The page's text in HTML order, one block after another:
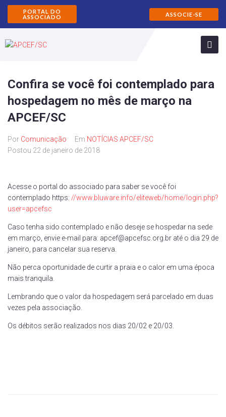
PORTAL DO
ASSOCIADO
ASSOCIE-SE
Confira se você foi contemplado para
hospedagem no mês de março na
APCEF/SC
Por Comunicação Em NOTÍCIAS APCEF/SC
Postou 22 de janeiro de 2018
Acesse o portal do associado para saber se você foi
contemplado https: //www.bluware.info/eliteweb/home/login.php?
user=apcefsc
Caso tenha sido contemplado e não deseje se hospedar na sede
em março, envie e-mail para: apcef@apcefsc.org.br até o dia 29 de
janeiro, para cancelar sua reserva.
Não perca oportunidade de curtir a praia e o calor em uma época
mais tranquila.
Lembrando que o valor da hospedagem será parcelado em duas
vezes pela associação.
Os débitos serão realizados nos dias 20/02 e 20/03.